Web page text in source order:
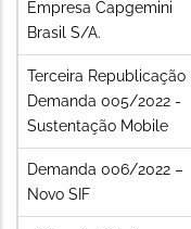
Empresa Capgemini
Brasil S/A.
Terceira Republicação
Demanda 005/2022 -
Sustentação Mobile
Demanda 006/2022 –
Novo SIF